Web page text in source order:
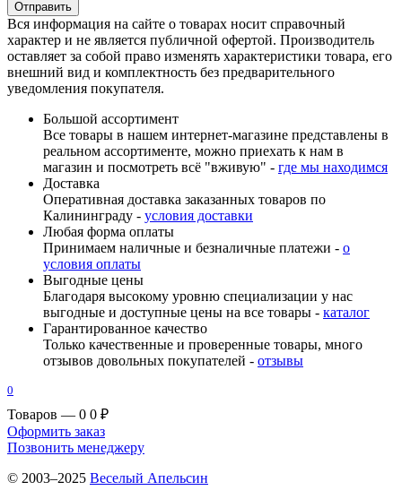
Вся информация на сайте о товарах носит справочный
характер и не является публичной офертой. Производитель
оставляет за собой право изменять характеристики товара, его
внешний вид и комплектность без предварительного
уведомления покупателя.
Большой ассортимент
Все товары в нашем интернет-магазине представлены в
реальном ассортименте, можно приехать к нам в
магазин и посмотреть всё "вживую" - где мы находимся
Доставка
Оперативная доставка заказанных товаров по
Калининграду - условия доставки
Любая форма оплаты
Принимаем наличные и безналичные платежи - о
условия оплаты
Выгодные цены
Благодаря высокому уровню специализации у нас
выгодные и доступные цены на все товары - каталог
Гарантированное качество
Только качественные и проверенные товары, много
отзывов довольных покупателей - отзывы
0
Товаров — 0 0 ₽
Оформить заказ
Позвонить менеджеру
© 2003–2025 Веселый Апельсин